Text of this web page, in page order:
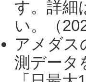
す。詳細
い。（
アメダス
測データ